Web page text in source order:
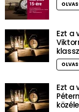
Ezt a
Ezt a